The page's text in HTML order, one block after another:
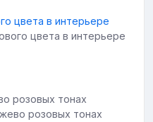
цвета в интерьере
розовых тонах